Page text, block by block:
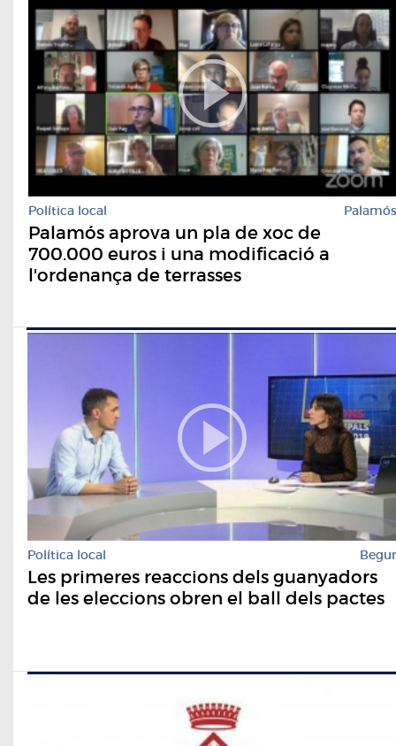
Política local Palamós
Palamós aprova un pla de xoc de
700.000 euros i una modificació a
l'ordenança de terrasses
Política local Begur
Les primeres reaccions dels guanyadors
de les eleccions obren el ball dels pactes